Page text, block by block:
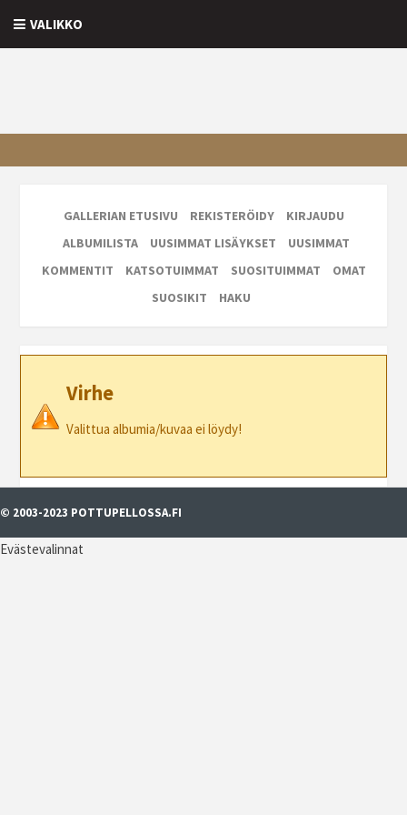
VALIKKO
GALLERIAN ETUSIVU REKISTERÖIDY
KIRJAUDU
ALBUMILISTA
UUSIMMAT LISÄYKSET
UUSIMMAT
KOMMENTIT
KATSOTUIMMAT SUOSITUIMMAT
OMAT
SUOSIKIT
HAKU
Virhe
Valittua albumia/kuvaa ei löydy!
© 2003-2023 POTTUPELLOSSA.FI
Evästevalinnat